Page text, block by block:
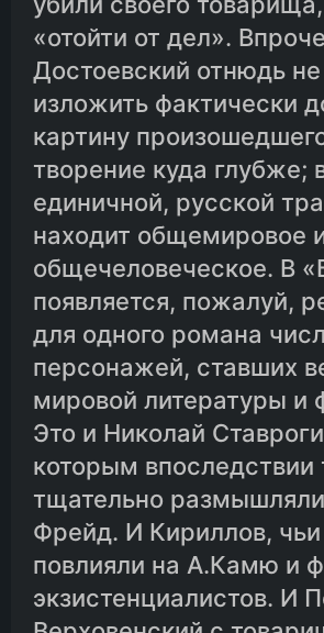
03-02.Окончание
03-03.Законченный роман
03-04.Последнее решение
03-05.Путешественница
03-06.Многотрудная ночь
03-08.Заключение
03-09.У Тихона
«отойти от дел».
Достоевский отнюдь
изложить фактически
картину
творение куда глубже;
единичной, русской
находит общемировое
общечеловеческое. В
появляется, пожалуй,
для одного романа
персонажей, ставших
мировой литературы и
Это и Николай
которым впоследствии
тщательно
Фрейд. И Кириллов,
повлияли на А.Камю и
экзистенциалистов. И